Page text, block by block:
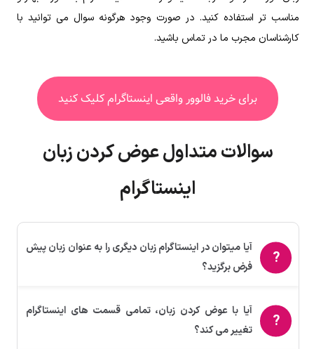
مناسب تر استفاده کنید. در صورت وجود هرگونه سوال می توانید با
کارشناسان مجرب ما در تماس باشید.
برای خرید فالوور واقعی اینستاگرام کلیک کنید
سوالات متداول عوض کردن زبان
اینستاگرام
آیا میتوان در اینستاگرام زبان دیگری را به عنوان زبان پیش
فرض برگزید؟
آیا با عوض کردن زبان، تمامی قسمت های اینستاگرام
تغییر می کند؟